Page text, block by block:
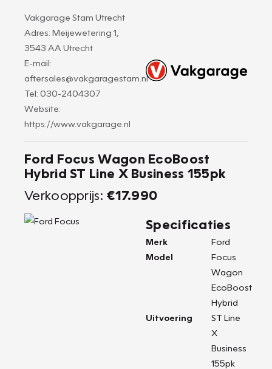
Vakgarage Stam Utrecht
Adres: Meijewetering 1,
3543 AA Utrecht
E-mail:
aftersales@vakgaragestam.nl
Tel: 030-2404307
Website:
https://www.vakgarage.nl
Ford Focus Wagon EcoBoost
Hybrid ST Line X Business 155pk
Verkoopprijs: €17.990
Specificaties
Merk
Ford
Model
Focus
Uitvoering
Wagon
EcoBoost
Hybrid
ST Line
X
Business
155pk